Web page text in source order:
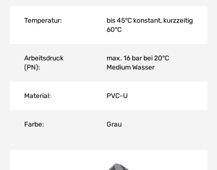
Temperatur:
bis 45°C konstant, kurzzeitig
60°C
Arbeitsdruck
(PN):
max. 16 bar bei 20°C
Medium Wasser
Material: PVC-U
Farbe: Grau